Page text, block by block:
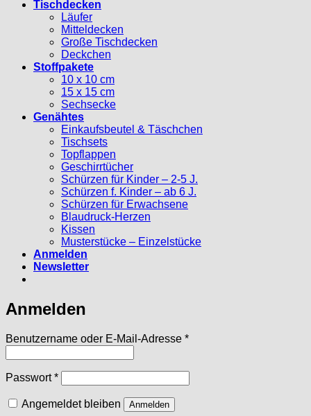
Tischdecken
Läufer
Mitteldecken
Große Tischdecken
Deckchen
Stoffpakete
10 x 10 cm
15 x 15 cm
Sechsecke
Genähtes
Einkaufsbeutel & Täschchen
Tischsets
Topflappen
Geschirrtücher
Schürzen für Kinder – 2-5 J.
Schürzen f. Kinder – ab 6 J.
Schürzen für Erwachsene
Blaudruck-Herzen
Kissen
Musterstücke – Einzelstücke
Anmelden
Newsletter
Anmelden
Benutzername oder E-Mail-Adresse *Erforderlich
Passwort*Erforderlich
Angemeldet bleiben Anmelden